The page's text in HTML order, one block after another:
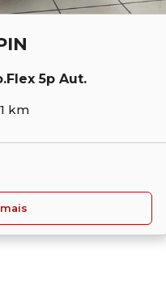
5p Aut.
km